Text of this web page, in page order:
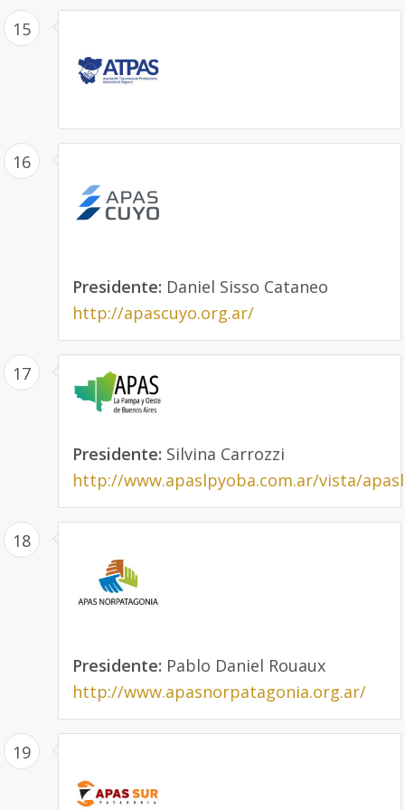
15
16
Presidente: Daniel Sisso Cataneo
http://apascuyo.org.ar/
17
Presidente: Silvina Carrozzi
http://www.apaslpyoba.com.ar/vista/
18
Presidente: Pablo Daniel Rouaux
http://www.apasnorpatagonia.org.ar/
19